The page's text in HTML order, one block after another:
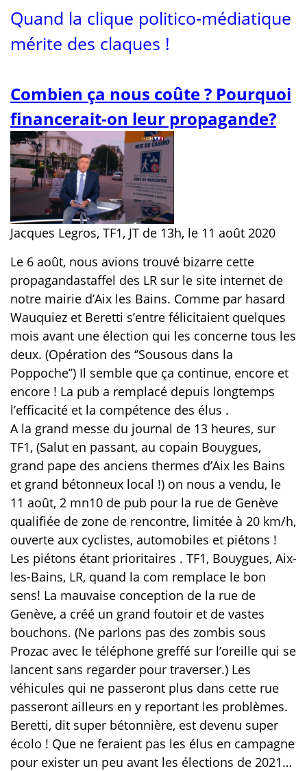
Quand la clique politico-médiatique
mérite des claques !
Combien ça nous coûte ? Pourquoi
financerait-on leur propagande?
Jacques Legros, TF1, JT de 13h, le 11 août 2020
Le 6 août, nous avions trouvé bizarre cette
propagandastaffel des LR sur le site internet de
notre mairie d’Aix les Bains. Comme par hasard
Wauquiez et Beretti s’entre félicitaient quelques
mois avant une élection qui les concerne tous les
deux. (Opération des ‘’Sousous dans la
Poppoche’’) Il semble que ça continue, encore et
encore ! La pub a remplacé depuis longtemps
l’efficacité et la compétence des élus .
A la grand messe du journal de 13 heures, sur
TF1, (Salut en passant, au copain Bouygues,
grand pape des anciens thermes d’Aix les Bains
et grand bétonneux local !) on nous a vendu, le
11 août, 2 mn10 de pub pour la rue de Genève
qualifiée de zone de rencontre, limitée à 20 km/h,
ouverte aux cyclistes, automobiles et piétons !
Les piétons étant prioritaires . TF1, Bouygues, Aix-
les-Bains, LR, quand la com remplace le bon
sens! La mauvaise conception de la rue de
Genève, a créé un grand foutoir et de vastes
bouchons. (Ne parlons pas des zombis sous
Prozac avec le téléphone greffé sur l’oreille qui se
lancent sans regarder pour traverser.) Les
véhicules qui ne passeront plus dans cette rue
passeront ailleurs en y reportant les problèmes.
Beretti, dit super bétonnière, est devenu super
écolo ! Que ne feraient pas les élus en campagne
pour exister un peu avant les élections de 2021…